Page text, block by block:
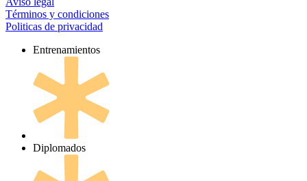
Términos y condiciones
Politicas de privacidad
Entrenamientos
Diplomados